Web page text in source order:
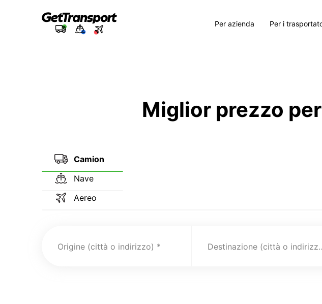
Per azienda Per i
Miglior prezzo
Camion
Nave
Aereo
Origine (città o indirizzo)